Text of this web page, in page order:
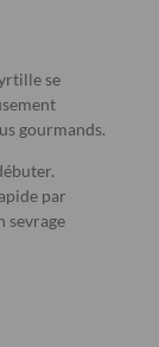
se
gourmands.
par
sevrage